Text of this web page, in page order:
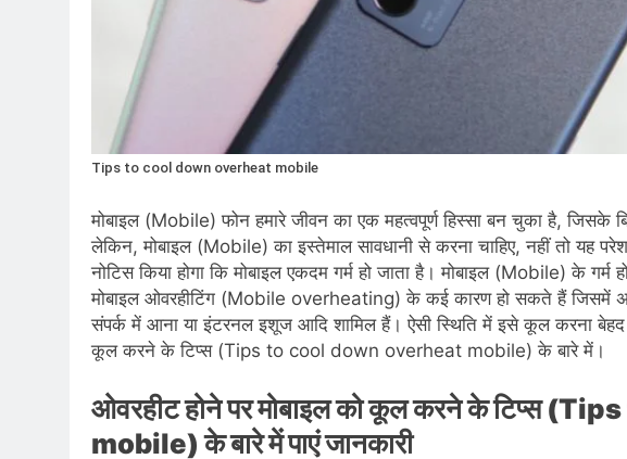
Tips to cool down overheat mobile
मोबाइल (Mobile) फोन हमारे जीवन का एक महत्वपूर्ण हिस्सा बन चुका है, जिसके
लेकिन, मोबाइल (Mobile) का इस्तेमाल सावधानी से करना चाहिए, नहीं तो यह
नोटिस किया होगा कि मोबाइल एकदम गर्म हो जाता है। मोबाइल (Mobile) के
मोबाइल ओवरहीटिंग (Mobile overheating) के कई कारण हो सकते हैं जिसमें
संपर्क में आना या इंटरनल इशूज आदि शामिल हैं। ऐसी स्थिति में इसे कूल करना
कूल करने के टिप्स (Tips to cool down overheat mobile) के बारे में।
ओवरहीट होने पर मोबाइल को कूल करने के टिप्स
mobile) के बारे में पाएं जानकारी